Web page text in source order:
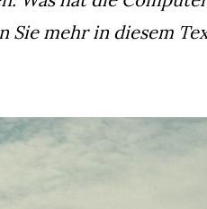
Sie mehr in diesem